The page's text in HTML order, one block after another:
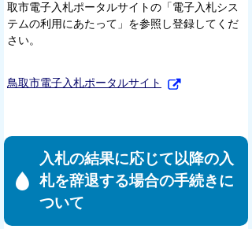
取市電子入札ポータルサイトの「電子入札シス
テムの利用にあたって」を参照し登録してくだ
さい。
鳥取市電子入札ポータルサイト
入札の結果に応じて以降の入
札を辞退する場合の手続きに
ついて